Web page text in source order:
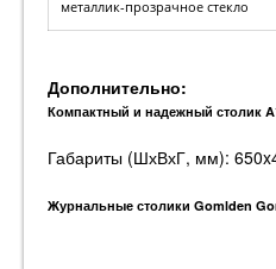
металлик-прозрачное стекло
Дополнительно:
Компактный и надежный столик
Габариты (ШхВхГ, мм):
Журнальные столики Gomlden